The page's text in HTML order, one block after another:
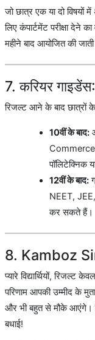
जो छात्र एक या दो विषयों
लिए कंपार्टमेंट परीक्षा देने
महीने बाद आयोजित की
7. करियर
रिजल्ट आने के बाद छात्रों
10वीं के बाद:
पॉलिटेक्निक
12वीं के बाद:
NEET, JEE,
कर सकते हैं।
8. Kamboz
प्यारे विद्यार्थियों,
परिणाम आपकी उम्मीद के
और भी बहुत से मौके आएंगे।
बधाई!